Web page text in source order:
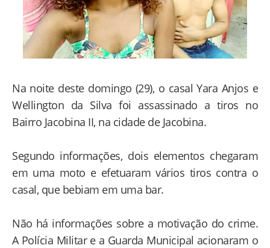
Na noite deste domingo (29), o casal Yara Anjos e
Wellington da Silva foi assassinado a tiros no
Bairro Jacobina II, na cidade de Jacobina.
Segundo informações, dois elementos chegaram
em uma moto e efetuaram vários tiros contra o
casal, que bebiam em uma bar.
Não há informações sobre a motivação do crime.
A Polícia Militar e a Guarda Municipal acionaram o